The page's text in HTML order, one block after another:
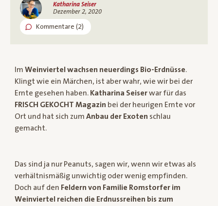
Katharina Seiser
Dezember 2, 2020
Kommentare (2)
Im Weinviertel wachsen neuerdings Bio-Erdnüsse.
Klingt wie ein Märchen, ist aber wahr, wie wir bei der
Ernte gesehen haben. Katharina Seiserwar für das
FRISCH GEKOCHT Magazin bei der heurigen Ernte vor
Ort und hat sich zum Anbau der Exoten schlau
gemacht.
Das sind ja nur Peanuts, sagen wir, wenn wir etwas als
verhältnismäßig unwichtig oder wenig empfinden.
Doch auf den Feldern von Familie Romstorfer im
Weinviertel reichen die Erdnussreihen bis zum